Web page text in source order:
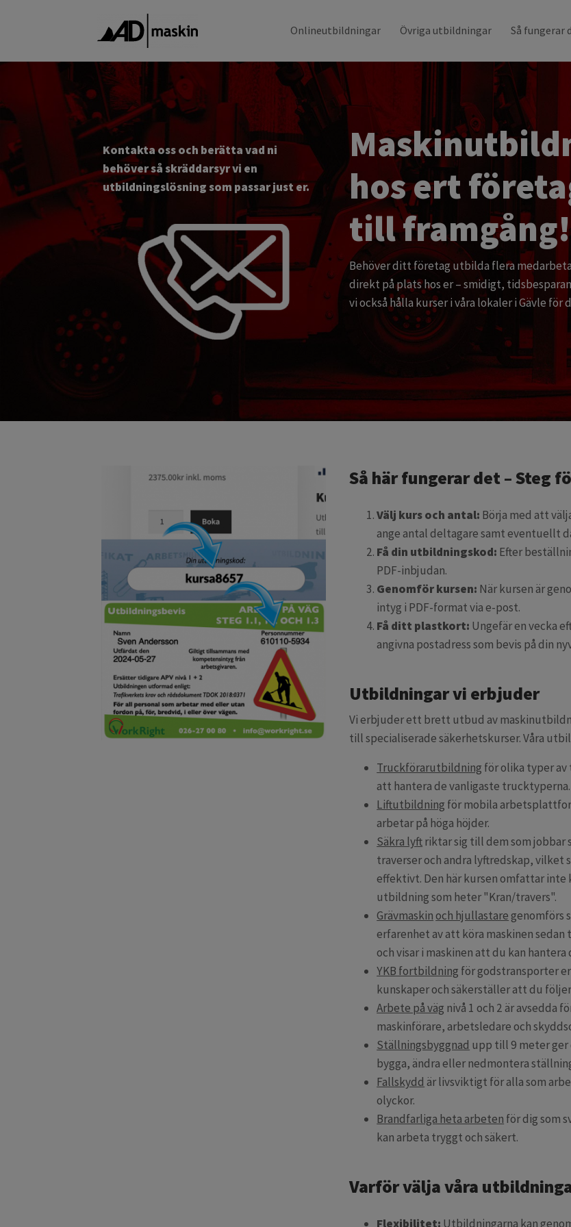
Onlineutbildningar Övriga utbildningar Så fungerar
Kontakta oss och berätta vad ni
behöver så skräddarsyr vi en
utbildningslösning som passar just er.
hos ert
till
Behöver ditt företag utbilda flera
direkt på plats hos er – smidigt,
vi också hålla kurser i våra lokaler i Gävle
Så här fungerar det – Steg
Välj kurs och antal: Börja med att
ange antal deltagare samt eventuellt
Få din utbildningskod: Efter
PDF-inbjudan.
Genomför kursen: När kursen är
intyg i PDF-format via e-post.
Få ditt plastkort: Ungefär en vecka
angivna postadress som bevis på din
Utbildningar vi erbjuder
Vi erbjuder ett brett utbud av
till specialiserade säkerhetskurser. Våra
Truckförarutbildning för olika typer av
att hantera de vanligaste trucktyperna.
Liftutbildning för mobila
arbetar på höga höjder.
Säkra lyftriktar sig till dem som jobbar
traverser och andra lyftredskap, vilket
effektivt. Den här kursen omfattar inte
utbildning som heter "Kran/travers".
Grävmaskinoch hjullastare genomförs
erfarenhet av att köra maskinen
och visar i maskinen att du kan
YKB fortbildning för godstransporter
kunskaper och säkerställer att du
Arbete på väg nivå 1 och 2 är avsedda
maskinförare, arbetsledare och
Ställningsbyggnad upp till 9 meter ger
bygga, ändra eller nedmontera
Fallskydd är livsviktigt för alla som
olyckor.
Brandfarliga heta arbeten för dig som
kan arbeta tryggt och säkert.
Varför välja våra
Flexibilitet: Utbildningarna kan